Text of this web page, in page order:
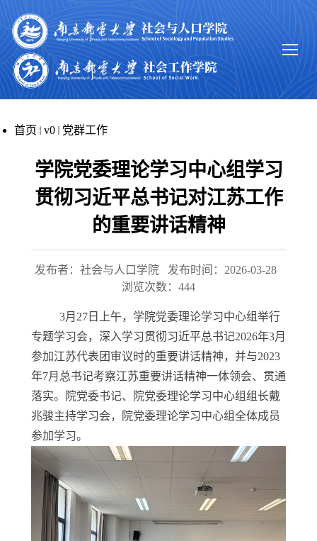
首页 v0 党群工作
学院党委理论学习中心组学习
贯彻习近平总书记对江苏工作
的重要讲话精神
发布者：社会与人口学院
发布时间：2026-03-28
浏览次数： 444
3月27日上午，学院党委理论学习中心组举行
专题学习会，深入学习贯彻习近平总书记2026年3月
参加江苏代表团审议时的重要讲话精神，并与2023
年7月总书记考察江苏重要讲话精神一体领会、贯通
落实。院党委书记、院党委理论学习中心组组长戴
兆骏主持学习会，院党委理论学习中心组全体成员
参加学习。